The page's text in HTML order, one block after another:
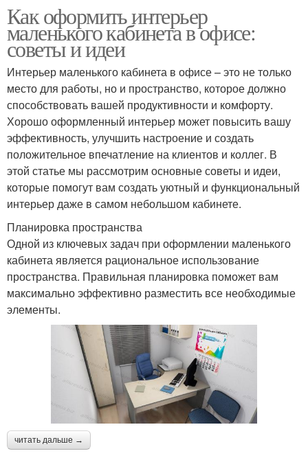
Как оформить интерьер
маленького кабинета в офисе:
советы и идеи
Интерьер маленького кабинета в офисе – это не только
место для работы, но и пространство, которое должно
способствовать вашей продуктивности и комфорту.
Хорошо оформленный интерьер может повысить вашу
эффективность, улучшить настроение и создать
положительное впечатление на клиентов и коллег. В
этой статье мы рассмотрим основные советы и идеи,
которые помогут вам создать уютный и функциональный
интерьер даже в самом небольшом кабинете.
Планировка пространства
Одной из ключевых задач при оформлении маленького
кабинета является рациональное использование
пространства. Правильная планировка поможет вам
максимально эффективно разместить все необходимые
элементы.
читать дальше →